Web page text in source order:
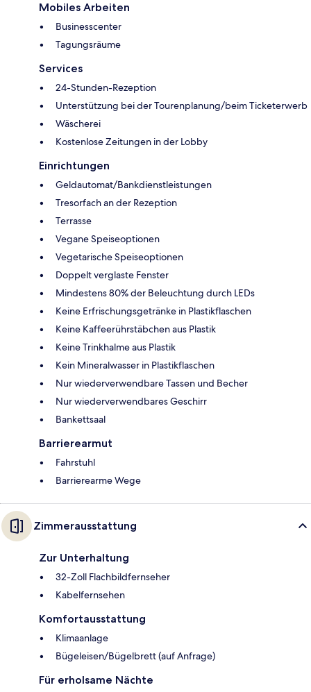
Mobiles Arbeiten
Businesscenter
Tagungsräume
Services
24-Stunden-Rezeption
Unterstützung bei der Tourenplanung/beim Ticketerwerb
Wäscherei
Kostenlose Zeitungen in der Lobby
Einrichtungen
Geldautomat/Bankdienstleistungen
Tresorfach an der Rezeption
Terrasse
Vegane Speiseoptionen
Vegetarische Speiseoptionen
Doppelt verglaste Fenster
Mindestens 80% der Beleuchtung durch LEDs
Keine Erfrischungsgetränke in Plastikflaschen
Keine Kaffeerührstäbchen aus Plastik
Keine Trinkhalme aus Plastik
Kein Mineralwasser in Plastikflaschen
Nur wiederverwendbare Tassen und Becher
Nur wiederverwendbares Geschirr
Bankettsaal
Barrierearmut
Fahrstuhl
Barrierearme Wege
Zimmerausstattung
Zur Unterhaltung
32-Zoll Flachbildfernseher
Kabelfernsehen
Komfortausstattung
Klimaanlage
Bügeleisen/Bügelbrett (auf Anfrage)
Für erholsame Nächte